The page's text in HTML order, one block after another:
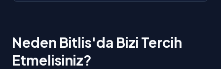
Neden Bitlis'da Bizi Tercih
Etmelisiniz?